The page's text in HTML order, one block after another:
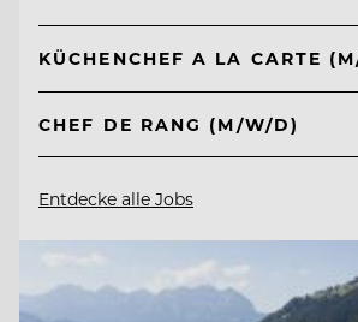
KÜCHENCHEF A LA CARTE
CHEF DE RANG (M/W/D)
Entdecke alle Jobs